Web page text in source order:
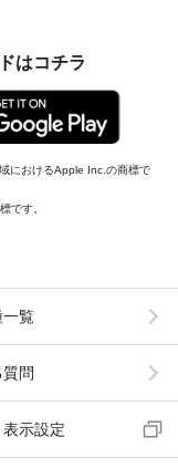
はコチラ
におけるApple Inc.の商標で
です。
一覧
問
示設定